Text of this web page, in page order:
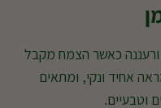
כאשר הצמח מקבל
אחיד ונקי, ומתאים
וטבעיים.